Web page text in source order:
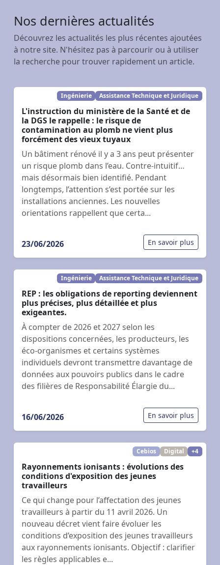
Nos dernières actualités
Découvrez les actualités les plus récentes ajoutées
à notre site. N'hésitez pas à parcourir ou à utiliser
la recherche pour trouver rapidement un article.
Ingénierie Assistance Technique et Juridique
L'instruction du ministère de la Santé et de
la DGS le rappelle : le risque de
contamination au plomb ne vient plus
forcément des vieux tuyaux
Un bâtiment rénové il y a 3 ans peut présenter
un risque plomb dans l’eau. Contre-intuitif…
mais désormais bien identifié. Pendant
longtemps, l’attention s’est portée sur les
installations anciennes. Les nouvelles
orientations rappellent que certa...
23/06/2026 En savoir plus
Ingénierie Assistance Technique et Juridique
REP : les obligations de reporting deviennent
plus précises, plus détaillée et plus
exigeantes.
À compter de 2026 et 2027 selon les
dispositions concernées, les producteurs, les
éco-organismes et certains systèmes
individuels devront transmettre davantage de
données aux pouvoirs publics dans le cadre
des filières de Responsabilité Élargie du...
16/06/2026 En savoir plus
Cebios Digital +4
Rayonnements ionisants : évolutions des
conditions d'exposition des jeunes
travailleurs
Ce qui change pour l’affectation des jeunes
travailleurs à partir du 11 avril 2026. Un
nouveau décret vient faire évoluer les
conditions d’exposition des jeunes travailleurs
aux rayonnements ionisants. Objectif : clarifier
les règles applicables e...